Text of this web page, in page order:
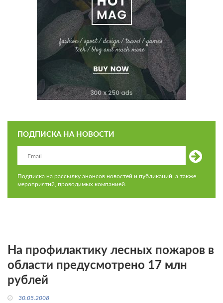
ПОДПИСКА НА НОВОСТИ
Подписка на рассылку анонсов новостей и публикаций, а также
мероприятий, проводимых компанией.
На профилактику лесных пожаров в
области предусмотрено 17 млн
рублей
30.05.2008